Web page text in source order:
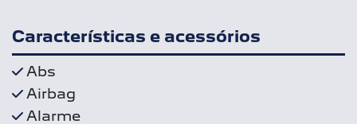
Características e acessórios
Abs
Airbag
Alarme